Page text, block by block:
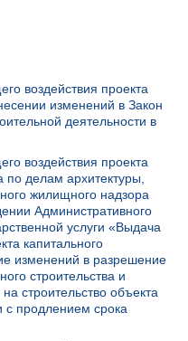
воздействия проекта
изменений в Закон
деятельности в
воздействия проекта
по делам архитектуры,
жилищного надзора
Административного
услуги «Выдача
капитального
изменений в разрешение
строительства и
строительство объекта
с продлением срока